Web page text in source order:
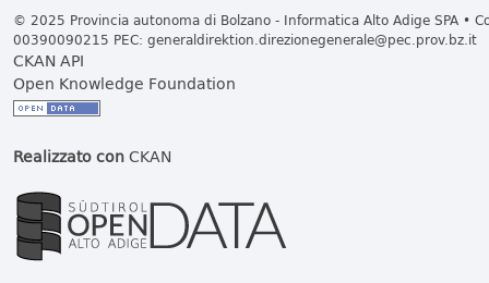
© 2025 Provincia autonoma di Bolzano - Informatica Alto Adige SPA •
00390090215 PEC: generaldirektion.direzionegenerale@pec.prov.bz.it
CKAN API
Open Knowledge Foundation
Realizzato conCKAN